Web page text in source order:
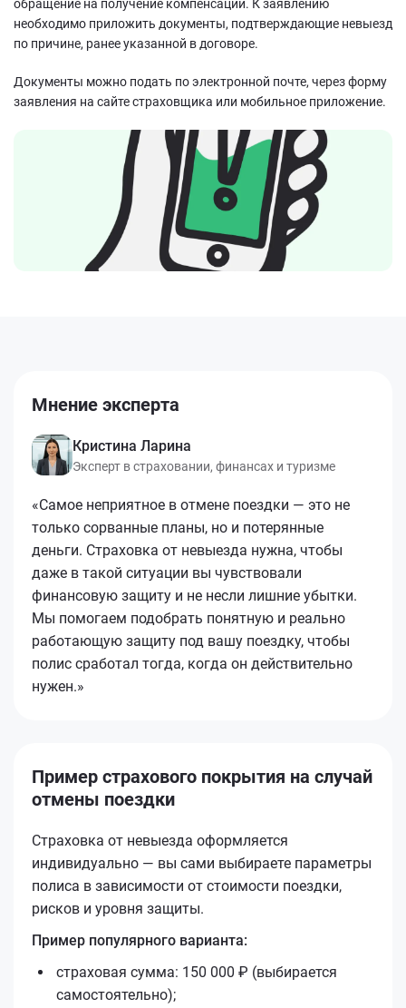
обращение на получение компенсации. К заявлению
необходимо приложить документы, подтверждающие невыезд
по причине, ранее указанной в договоре.
Документы можно подать по электронной почте, через форму
заявления на сайте страховщика или мобильное приложение.
Мнение эксперта
Кристина Ларина
Эксперт в страховании, финансах и туризме
«Самое неприятное в отмене поездки — это не
только сорванные планы, но и потерянные
деньги. Страховка от невыезда нужна, чтобы
даже в такой ситуации вы чувствовали
финансовую защиту и не несли лишние убытки.
Мы помогаем подобрать понятную и реально
работающую защиту под вашу поездку, чтобы
полис сработал тогда, когда он действительно
нужен.»
Пример страхового покрытия на случай
отмены поездки
Страховка от невыезда оформляется
индивидуально — вы сами выбираете параметры
полиса в зависимости от стоимости поездки,
рисков и уровня защиты.
Пример популярного варианта:
страховая сумма: 150 000 ₽ (выбирается
самостоятельно);